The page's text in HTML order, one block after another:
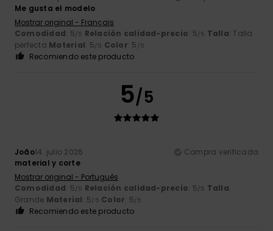
Me gusta el modelo
Mostrar original - Français
Comodidad: 5/5 Relación calidad-precio: 5/5 Talla: Talla
perfecta Material: 5/5 Color: 5 /5
Recomiendo este producto
5/5
João14. julio 2026
Compra verificada
material y corte
Mostrar original - Português
Comodidad: 5/5 Relación calidad-precio: 5/5 Talla:
Grande Material: 5/5 Color: 5/5
Recomiendo este producto